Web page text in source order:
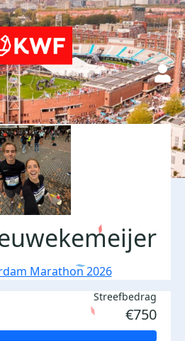
Marathon 2026
Streefbedrag
€750